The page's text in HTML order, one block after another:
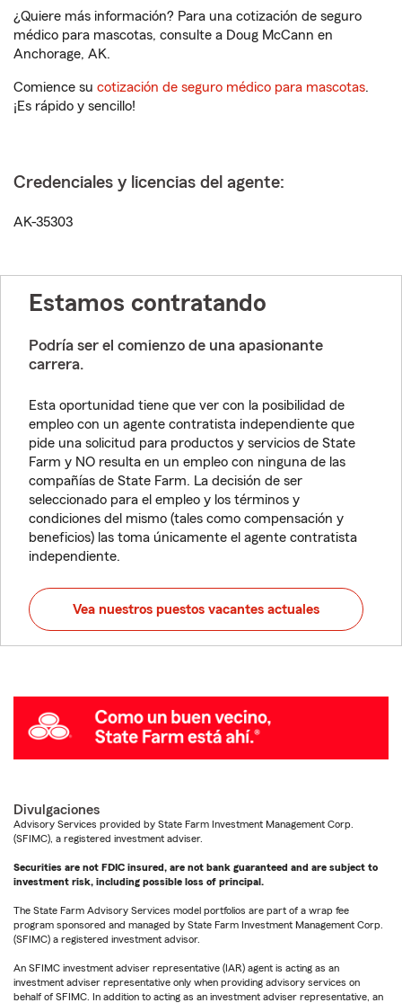
¿Quiere más información? Para una cotización de seguro
médico para mascotas, consulte a Doug McCann en
Anchorage, AK.
Comience su cotización de seguro médico para mascotas.
¡Es rápido y sencillo!
Credenciales y licencias del agente:
AK-35303
Estamos contratando
Podría ser el comienzo de una apasionante
carrera.
Esta oportunidad tiene que ver con la posibilidad de
empleo con un agente contratista independiente que
pide una solicitud para productos y servicios de State
Farm y NO resulta en un empleo con ninguna de las
compañías de State Farm. La decisión de ser
seleccionado para el empleo y los términos y
condiciones del mismo (tales como compensación y
beneficios) las toma únicamente el agente contratista
independiente.
Vea nuestros puestos vacantes actuales
Divulgaciones
Advisory Services provided by State Farm Investment Management Corp.
(SFIMC), a registered investment adviser.
Securities are not FDIC insured, are not bank guaranteed and are subject to
investment risk, including possible loss of principal.
The State Farm Advisory Services model portfolios are part of a wrap fee
program sponsored and managed by State Farm Investment Management Corp.
(SFIMC) a registered investment advisor.
An SFIMC investment adviser representative (IAR) agent is acting as an
investment adviser representative only when providing advisory services on
behalf of SFIMC. In addition to acting as an investment adviser representative, an